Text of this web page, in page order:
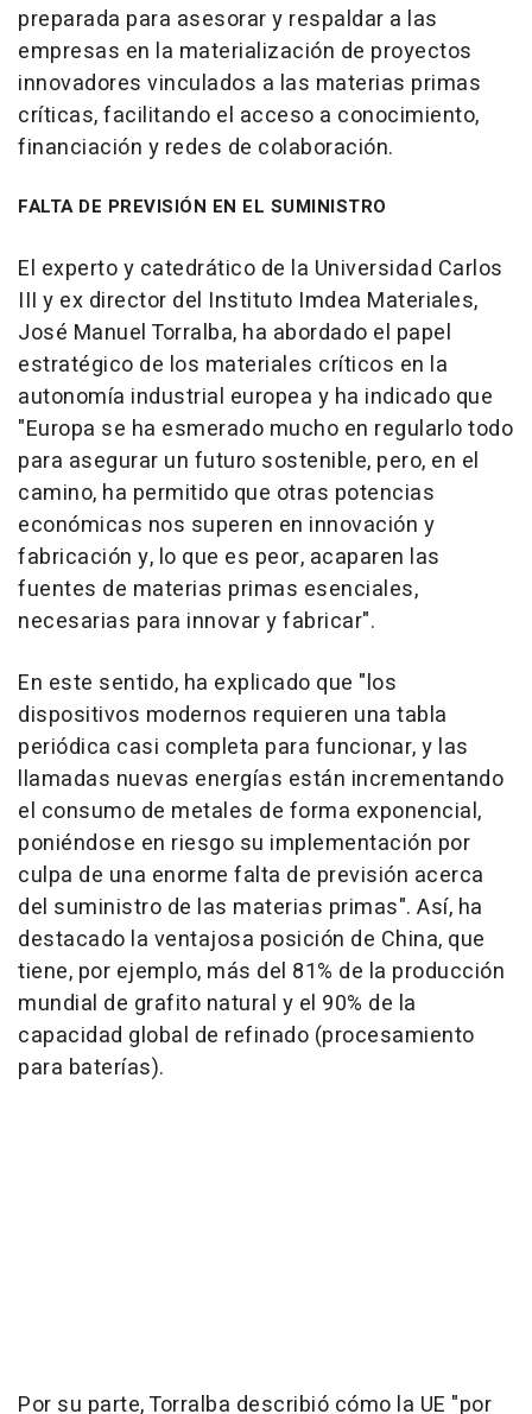
preparada para asesorar y respaldar a las
empresas en la materialización de proyectos
innovadores vinculados a las materias primas
críticas, facilitando el acceso a conocimiento,
financiación y redes de colaboración.
FALTA DE PREVISIÓN EN EL SUMINISTRO
El experto y catedrático de la Universidad Carlos
III y ex director del Instituto Imdea Materiales,
José Manuel Torralba, ha abordado el papel
estratégico de los materiales críticos en la
autonomía industrial europea y ha indicado que
"Europa se ha esmerado mucho en regularlo todo
para asegurar un futuro sostenible, pero, en el
camino, ha permitido que otras potencias
económicas nos superen en innovación y
fabricación y, lo que es peor, acaparen las
fuentes de materias primas esenciales,
necesarias para innovar y fabricar".
En este sentido, ha explicado que "los
dispositivos modernos requieren una tabla
periódica casi completa para funcionar, y las
llamadas nuevas energías están incrementando
el consumo de metales de forma exponencial,
poniéndose en riesgo su implementación por
culpa de una enorme falta de previsión acerca
del suministro de las materias primas". Así, ha
destacado la ventajosa posición de China, que
tiene, por ejemplo, más del 81% de la producción
mundial de grafito natural y el 90% de la
capacidad global de refinado (procesamiento
para baterías).
Por su parte, Torralba describió cómo la UE "por